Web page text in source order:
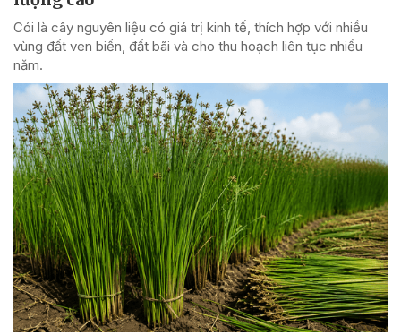
Cói là cây nguyên liệu có giá trị kinh tế, thích hợp với nhiều
vùng đất ven biển, đất bãi và cho thu hoạch liên tục nhiều
năm.